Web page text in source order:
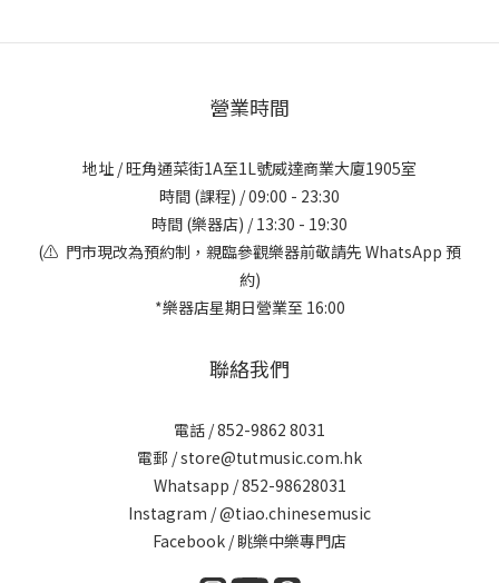
營業時間
地址 / 旺角通菜街1A至1L號威達商業大廈1905室
時間 (課程) / 09:00 - 23:30
時間 (樂器店) / 13:30 - 19:30
(⚠️ 門市現改為預約制，親臨參觀樂器前敬請先 WhatsApp 預
約)
*樂器店星期日營業至 16:00
聯絡我們
電話 / 852-9862 8031
電郵 / store@tutmusic.com.hk
Whatsapp /852-98628031
Instagram / @tiao.chinesemusic
Facebook / 眺樂中樂專門店